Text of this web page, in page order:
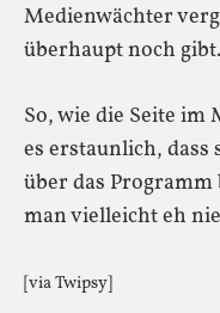
Medienwächter
überhaupt noch gibt.
So, wie die Seite
es erstaunlich,
über das
man vielleicht eh
[via Twipsy]